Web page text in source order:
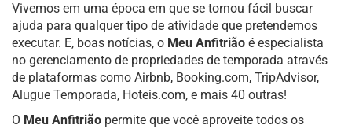
Vivemos em uma época em que se tornou fácil buscar
ajuda para qualquer tipo de atividade que pretendemos
executar. E, boas notícias, o Meu Anfitrião é especialista
no gerenciamento de propriedades de temporada através
de plataformas como Airbnb, Booking.com, TripAdvisor,
Alugue Temporada, Hoteis.com, e mais 40 outras!
O Meu Anfitrião permite que você aproveite todos os